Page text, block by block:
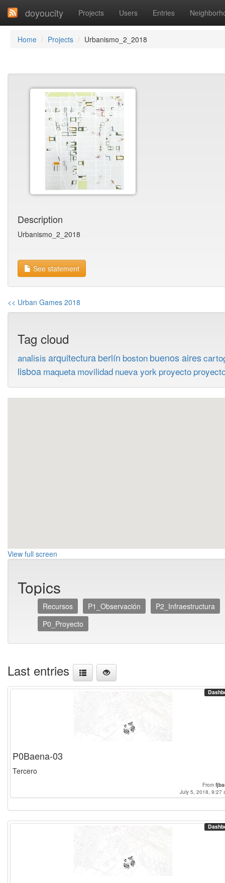
doyoucity Projects Users Entries
Home Projects Urbanismo_2_2018
Description
Urbanismo_2_2018
See statement
<< Urban Games 2018
Tag cloud
analisis arquitecturaberlín boston buenos aires
lisboa maqueta movilidad nueva york proyecto
View full screen
Topics
Recursos P1_Observación
P2_Infraestructura
P0_Proyecto
Last entries
P0Baena-03
Tercero
From
July 5, 2018, 9:27